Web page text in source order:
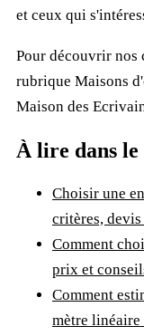
et ceux qui
Pour découvrir nos
rubrique Maisons
Maison des
À lire dans le
Choisir une
critères,
Comment
prix et
Comment
mètre linéaire